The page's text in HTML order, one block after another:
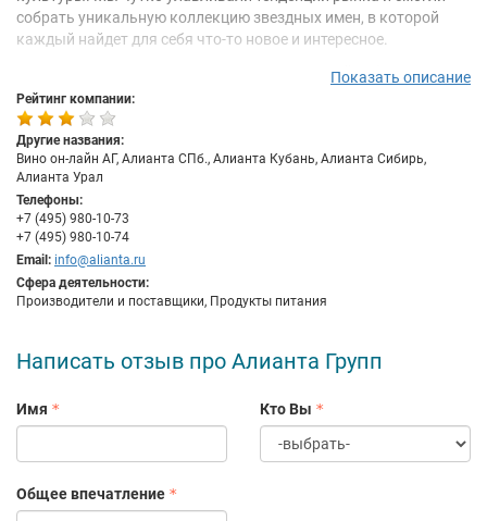
собрать уникальную коллекцию звездных имен, в которой
каждый найдет для себя что-то новое и интересное.
Двадцатилетняя история компании — важный рубеж,
подтверждающий стабильность компании, ее лидирующую
роль на рынке. Благодаря развитой дистрибьюторской сети
ассортимент «Алианты Групп» представлен практически во
всех регионах России. Среди клиентов компании – лучшие
рестораны и бутики, ведущие федеральные и локальные сети,
розничные магазины, а так же частные и корпоративные
клиенты. Общий штат компании составляет более 500
сотрудников, включая главный офис в Москве, а также
филиалы в Санкт-Петербурге, Краснодаре, Новосибирске и
Екатеринбурге.
Показать описание
Рейтинг компании:
Другие названия:
Вино он-лайн АГ, Алианта СПб., Алианта Кубань, Алианта Сибирь,
Алианта Урал
Телефоны:
+7 (495) 980-10-73
+7 (495) 980-10-74
Email: info@alianta.ru
Сфера деятельности:
Производители и поставщики, Продукты питания
Написать отзыв про Алианта Групп
Имя Кто Вы
Общее впечатление